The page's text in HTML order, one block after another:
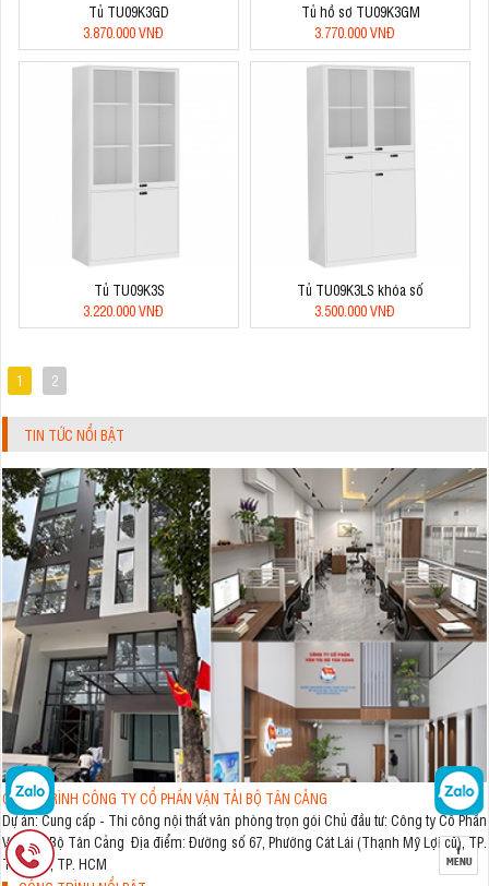
Tủ TU09K3GD
3.870.000 VNĐ
Tủ hồ sơ TU09K3GM
3.770.000 VNĐ
Tủ TU09K3S
3.220.000 VNĐ
Tủ TU09K3LS khóa số
3.500.000 VNĐ
1 2
TIN TỨC NỔI BẬT
CÔNG TRÌNH CÔNG TY CỔ PHẦN VẬN TẢI BỘ TÂN CẢNG
Dự án: Cung cấp - Thi công nội thất văn phòng trọn gói Chủ đầu tư: Công ty Cổ Phần
Vận Tải Bộ Tân Cảng Địa điểm: Đường số 67, Phường Cát Lái (Thạnh Mỹ Lợi cũ), TP.
Thủ Đức, TP. HCM